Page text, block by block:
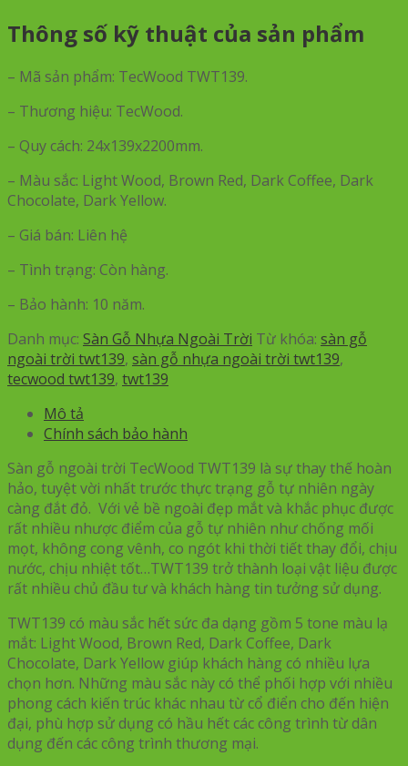
Thông số kỹ thuật của sản phẩm
– Mã sản phẩm: TecWood TWT139.
– Thương hiệu: TecWood.
– Quy cách: 24x139x2200mm.
– Màu sắc: Light Wood, Brown Red, Dark Coffee, Dark
Chocolate, Dark Yellow.
– Giá bán: Liên hệ
– Tình trạng: Còn hàng.
– Bảo hành: 10 năm.
Danh mục: Sàn Gỗ Nhựa Ngoài Trời Từ khóa: sàn gỗ
ngoài trời twt139, sàn gỗ nhựa ngoài trời twt139,
tecwood twt139, twt139
Mô tả
Chính sách bảo hành
Sàn gỗ ngoài trời TecWood TWT139 là sự thay thế hoàn
hảo, tuyệt vời nhất trước thực trạng gỗ tự nhiên ngày
càng đắt đỏ. Với vẻ bề ngoài đẹp mắt và khắc phục được
rất nhiều nhược điểm của gỗ tự nhiên như chống mối
mọt, không cong vênh, co ngót khi thời tiết thay đổi, chịu
nước, chịu nhiệt tốt…TWT139 trở thành loại vật liệu được
rất nhiều chủ đầu tư và khách hàng tin tưởng sử dụng.
TWT139 có màu sắc hết sức đa dạng gồm 5 tone màu lạ
mắt: Light Wood, Brown Red, Dark Coffee, Dark
Chocolate, Dark Yellow giúp khách hàng có nhiều lựa
chọn hơn. Những màu sắc này có thể phối hợp với nhiều
phong cách kiến trúc khác nhau từ cổ điển cho đến hiện
đại, phù hợp sử dụng có hầu hết các công trình từ dân
dụng đến các công trình thương mại.